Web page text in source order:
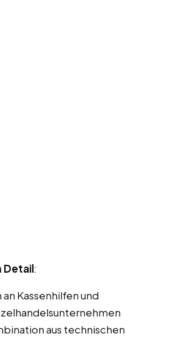
Detail:
Kassenhilfen und
aus technischen